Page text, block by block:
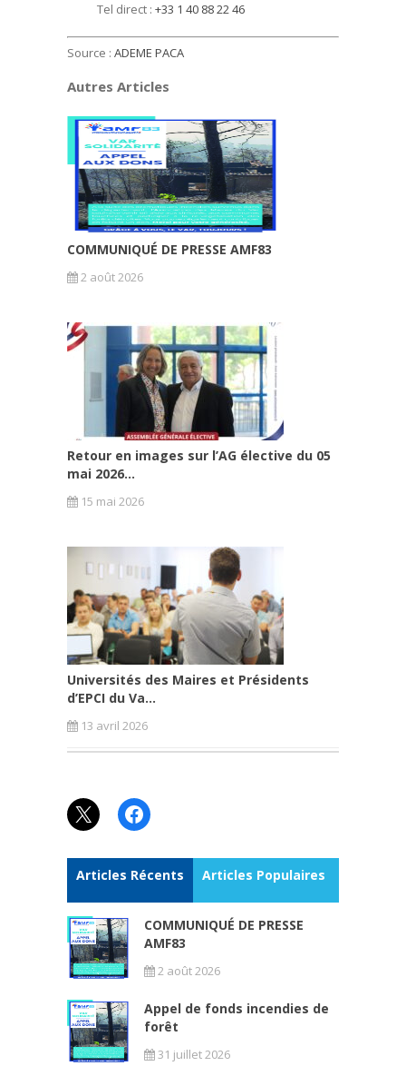
Tel direct : +33 1 40 88 22 46
Source : ADEME PACA
Autres Articles
COMMUNIQUÉ DE PRESSE AMF83
2 août 2026
Retour en images sur l’AG élective du 05
mai 2026...
15 mai 2026
Universités des Maires et Présidents
d’EPCI du Va...
13 avril 2026
X Facebook
Articles Récents Articles Populaires
COMMUNIQUÉ DE PRESSE
AMF83
2 août 2026
Appel de fonds incendies de
forêt
31 juillet 2026